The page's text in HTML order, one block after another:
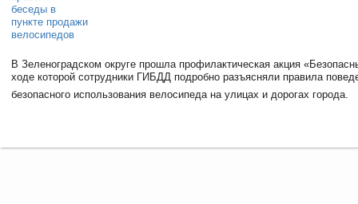
В Зеленоградском округе прошла профилактическая акция
ходе которой сотрудники ГИБДД подробно разъясняли правила
безопасного использования велосипеда на улицах и дорогах города.